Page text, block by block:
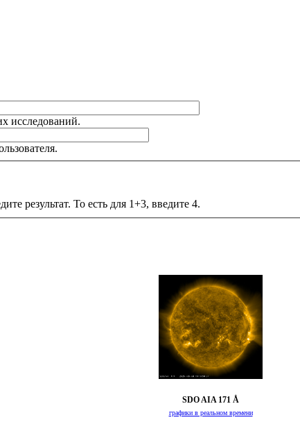
исследований.
результат. То есть для 1+3, введите 4.
SDO AIA 171 Å
графики в реальном времени